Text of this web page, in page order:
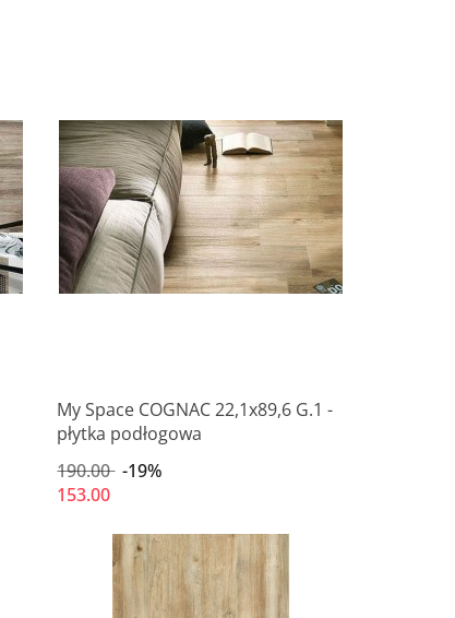
Produkt niedostępny
My Space COGNAC 22,1x89,6 G.1 -
płytka podłogowa
190.00 -19%
153.00